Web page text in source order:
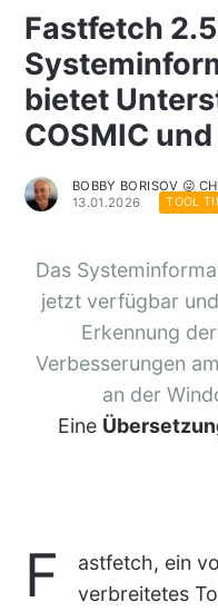
Fastfetch
bietet
COSMIC
BOBBY BORISOV 😛
13.01.2026
TOOL
Das
jetzt verfügbar
Erkennung
Verbesserungen
an der
Eine
F
astfetch, ein
verbreitetes